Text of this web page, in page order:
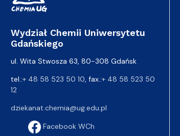
Wydział Chemii Uniwersytetu
Gdańskiego
ul. Wita Stwosza 63, 80-308 Gdańsk
tel.:+ 48 58 523 50 10 , fax.:+ 48 58 523 50
12
dziekanat.chemia@ug.edu.pl
Facebook WCh